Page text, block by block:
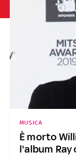
È morto
l'album
MUSICA